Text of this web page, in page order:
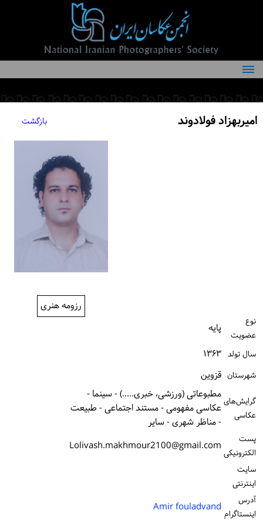
درباره انجمن
کمیته‌های انجمن
امیربهزاد فولادوند بازگشت
رزومه هنری
نوع
عضویت
پایه
سال تولد ۱۳۶۳
شهرستان قزوین
گرایش‌های
عکاسی
مطبوعاتی (ورزشی، خبری.....) - سینما -
عکاسی مفهومی - مستند اجتماعی - طبیعت
- مناظر شهری - سایر
پست
الكترونیكی Lolivash.makhmour2100@gmail.com
سایت
اینترنتی
آدرس
اینستاگرام Amir fouladvand